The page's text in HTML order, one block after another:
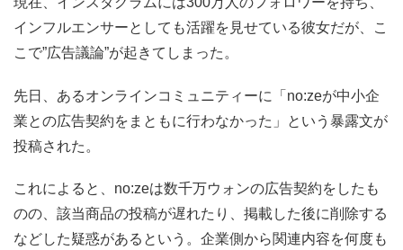
インフルエンサーとしても活躍を見せている彼女だが、こ
こで”広告議論”が起きてしまった。
先日、あるオンラインコミュニティーに「no:zeが中小企
業との広告契約をまともに行わなかった」という暴露文が
投稿された。
これによると、no:zeは数千万ウォンの広告契約をしたも
のの、該当商品の投稿が遅れたり、掲載した後に削除する
などした疑惑があるという。企業側から関連内容を何度も